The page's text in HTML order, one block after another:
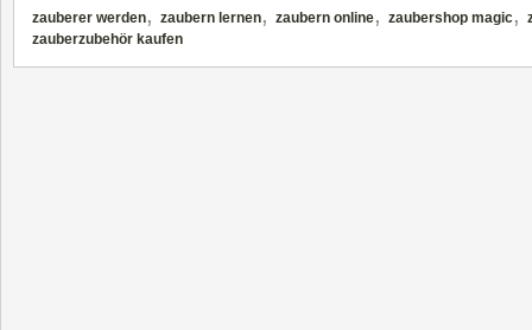
zauberer werden, zaubern lernen, zaubern online, zaubershop magic,
zauberzubehör kaufen